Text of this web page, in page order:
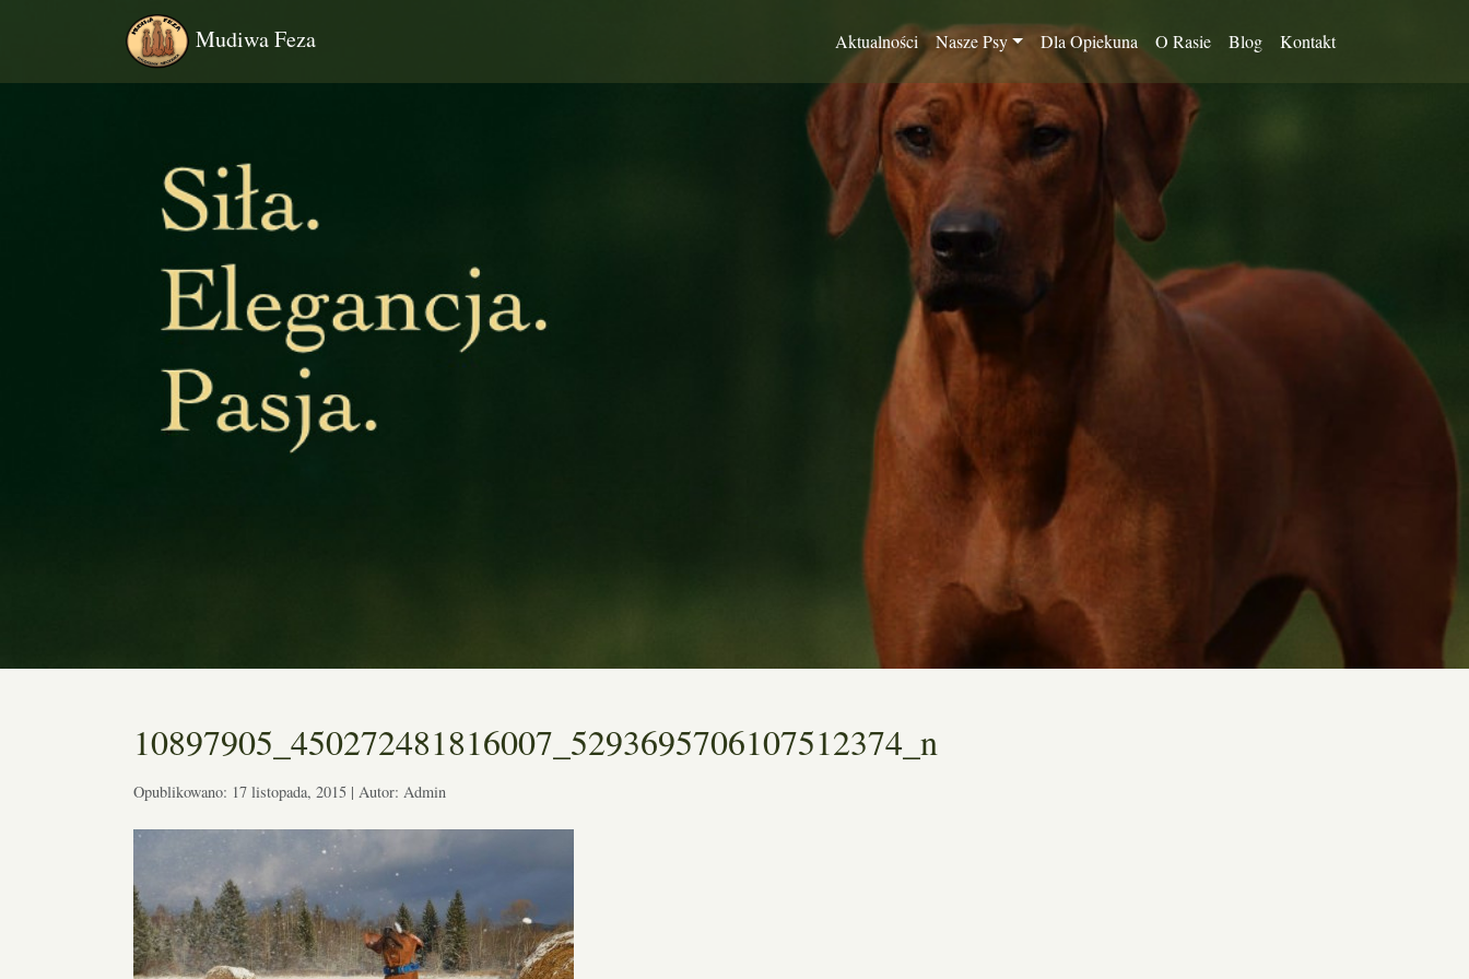
Mudiwa Feza Aktualności Nasze Psy Dla Opiekuna O Rasie Blog Kontakt
10897905_450272481816007_5293695706107512374_n
Opublikowano: 17 listopada, 2015 | Autor: Admin